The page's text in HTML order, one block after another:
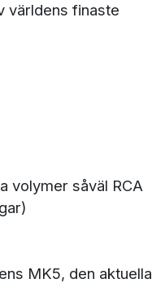
världens finaste
volymer såväl RCA
MK5, den aktuella